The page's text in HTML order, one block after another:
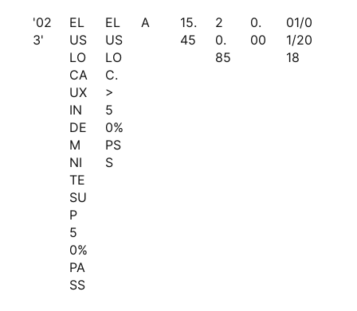
'02
3'
EL
US
LO
CA
UX
IN
DE
M
NI
TE
SU
P
5
0%
PA
SS
EL
US
LO
C.
>
5
0%
PS
S
A
15.
45
2
0.
85
0.
00
01/0
1/20
18